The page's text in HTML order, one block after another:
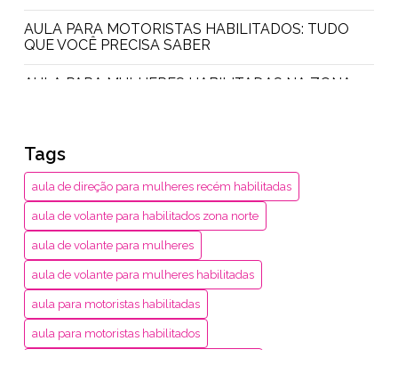
AULA PARA MOTORISTAS HABILITADOS: TUDO
QUE VOCÊ PRECISA SABER
AULA PARA MULHERES HABILITADAS NA ZONA
COMO SE EMPODERAR
AULAS PRÁTICAS PARA MULHERES RECÉM-
HABILITADAS: DICAS FUNDAMENTAIS PARA
DIRIGIR COM CONFIANÇA
CONSELHOS ESSENCIAIS DE DIREÇÃO PARA
MULHERES NA ZONA OESTE
DESCUBRA A IMPORTÂNCIA DO TREINAMENTO
PARA MOTORISTAS
Tags
aula de direção para mulheres recém habilitadas
aula de volante para habilitados zona norte
aula de volante para mulheres
aula de volante para mulheres habilitadas
aula para motoristas habilitadas
aula para motoristas habilitados